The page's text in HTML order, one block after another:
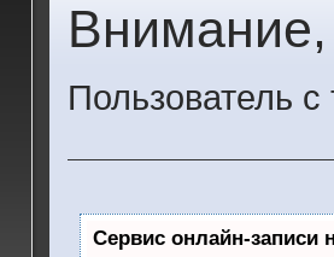
Пользователь
Сервис онлайн-записи